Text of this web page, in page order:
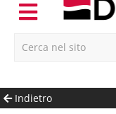
Indietro